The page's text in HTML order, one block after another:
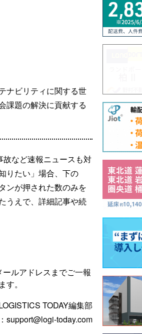
ナビリティに関する世
課題の解決に貢献する
など速報ニュースも対
りたい」場合、下の
ンが押された数のみを
うえで、詳細記事や続
ルアドレスまでご一報
。
TODAY編集部
support@logi-today.com